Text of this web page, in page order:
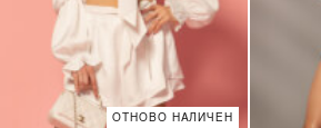
ОТНОВО НАЛИЧЕН